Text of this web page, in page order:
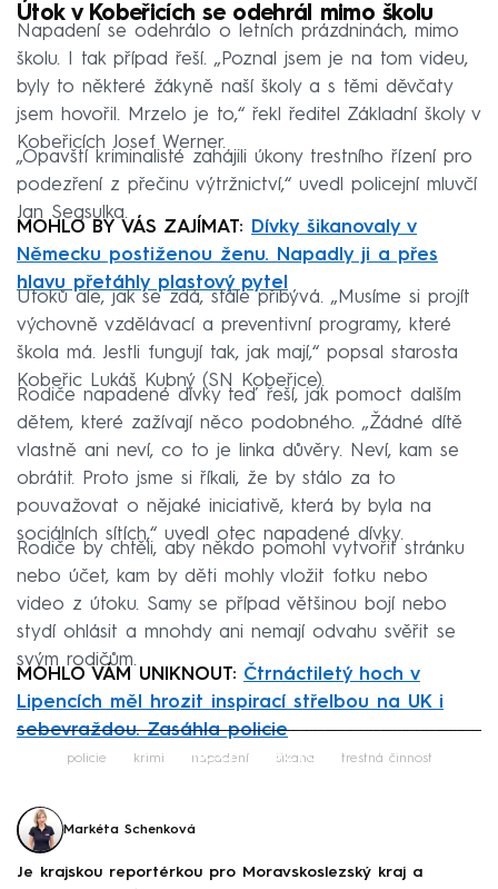
Útok v Kobeřicích se odehrál mimo školu
Napadení se odehrálo o letních prázdninách, mimo
školu. I tak případ řeší. „Poznal jsem je na tom videu,
byly to některé žákyně naší školy a s těmi děvčaty
jsem hovořil. Mrzelo je to,“ řekl ředitel Základní školy v
Kobeřicích Josef Werner.
„Opavští kriminalisté zahájili úkony trestního řízení pro
podezření z přečinu výtržnictví,“ uvedl policejní mluvčí
Jan Segsulka.
MOHLO BY VÁS ZAJÍMAT:
Dívky šikanovaly v
Německu postiženou ženu. Napadly ji a přes
hlavu přetáhly plastový pytel
Útoků ale, jak se zdá, stále přibývá. „Musíme si projít
výchovně vzdělávací a preventivní programy, které
škola má. Jestli fungují tak, jak mají,“ popsal starosta
Kobeřic Lukáš Kubný (SN Kobeřice).
Rodiče napadené dívky teď řeší, jak pomoct dalším
dětem, které zažívají něco podobného. „Žádné dítě
vlastně ani neví, co to je linka důvěry. Neví, kam se
obrátit. Proto jsme si říkali, že by stálo za to
pouvažovat o nějaké iniciativě, která by byla na
sociálních sítích,“ uvedl otec napadené dívky.
Rodiče by chtěli, aby někdo pomohl vytvořit stránku
nebo účet, kam by děti mohly vložit fotku nebo
video z útoku. Samy se případ většinou bojí nebo
stydí ohlásit a mnohdy ani nemají odvahu svěřit se
svým rodičům.
MOHLO VÁM UNIKNOUT: Čtrnáctiletý hoch v
Lipencích měl hrozit inspirací střelbou na UK i
sebevraždou. Zasáhla policie
Failed to fetch
policie krimi napadení šikana trestná činnost
Markéta Schenková
Je krajskou reportérkou pro Moravskoslezský kraj a